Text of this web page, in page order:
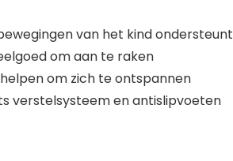
van het kind ondersteunt
om aan te raken
om zich te ontspannen
verstelsysteem en antislipvoeten